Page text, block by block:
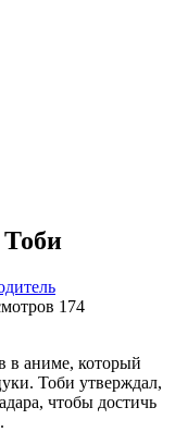
174
в аниме, который
Тоби утверждал,
чтобы достичь